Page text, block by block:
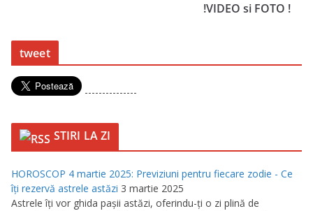
!VIDEO si FOTO !
tweet
---------------
STIRI LA ZI
HOROSCOP 4 martie 2025: Previziuni pentru fiecare zodie - Ce
îţi rezervă astrele astăzi 3 martie 2025
Astrele îţi vor ghida paşii astăzi, oferindu-ţi o zi plină de